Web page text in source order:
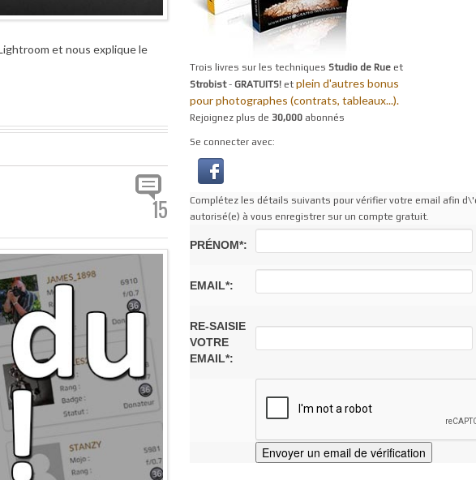
et nous explique le
15
Trois livres sur les techniques Studio de Rueet
Strobist- GRATUITS! et plein d'autres bonus
pour photographes (contrats, tableaux...).
Rejoignez plus de 30,000abonnés
Se connecter avec:
Complétez les détails suivants pour vérifier votre email afin
autorisé(e) à vous enregistrer sur un compte gratuit.
PRÉNOM*:
EMAIL*:
RE-SAISIE
VOTRE
EMAIL*: